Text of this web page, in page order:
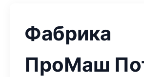
Фабрика
ПроМаш